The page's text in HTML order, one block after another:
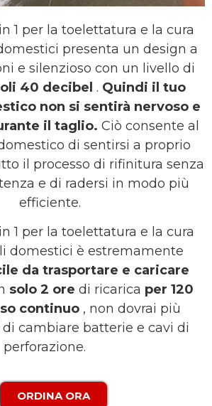
1 per la toelettatura e la cura
presenta un design a
e silenzioso con un livello di
40 decibel . Quindi il tuo
non si sentirà nervoso e
il taglio. Ciò consente al
di sentirsi a proprio
il processo di rifinitura senza
e di radersi in modo più
efficiente.
1 per la toelettatura e la cura
domestici è estremamente
da trasportare e caricare
solo 2 ore di ricarica per 120
continuo, non dovrai più
cambiare batterie e cavi di
perforazione.
ORDINA ORA